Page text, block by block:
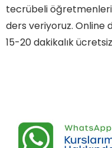
tecrübeli
ders veriyoruz. Online
15-20 dakikalık